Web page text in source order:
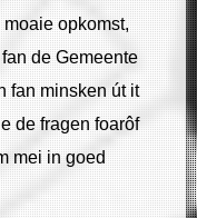
opkomst,
de Gemeente
fan minsken út it
de fragen foarôf
mei in goed